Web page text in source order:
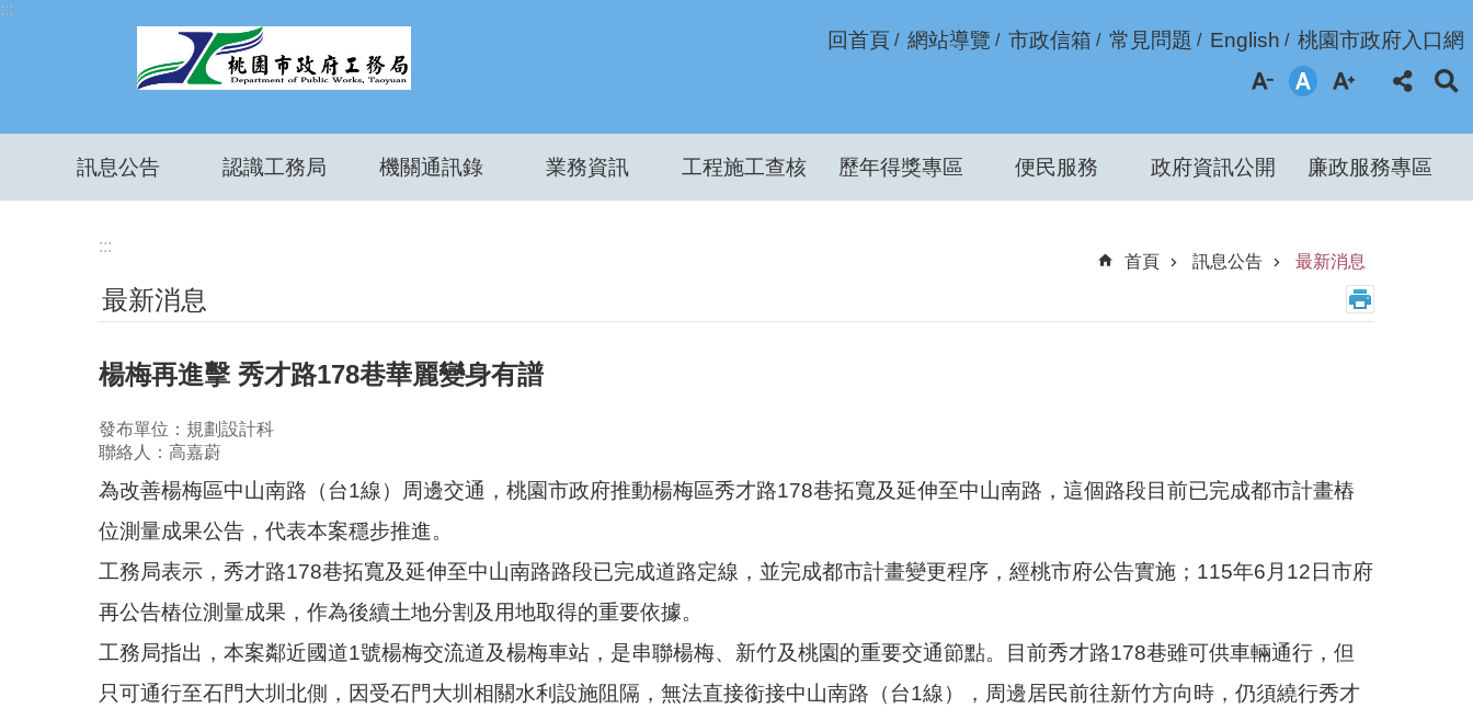
跳到主要內容區塊
:::
回首頁 網站導覽 市政信箱 常見問題 English 桃園市政府入口網
訊息公告 認識工務局 機關通訊錄 業務資訊 工程施工查核 歷年得獎專區 便民服務 政府資訊公開 廉政服務專區
:::
首頁
訊息公告 最新消息
最新消息
楊梅再進擊 秀才路178巷華麗變身有譜
發布單位：規劃設計科
聯絡人：高嘉蔚
為改善楊梅區中山南路（台1線）周邊交通，桃園市政府推動楊梅區秀才路178巷拓寬及延伸至中山南路，這個路段目前已完成都市計畫樁
位測量成果公告，代表本案穩步推進。
工務局表示，秀才路178巷拓寬及延伸至中山南路路段已完成道路定線，並完成都市計畫變更程序，經桃市府公告實施；115年6月12日市府
再公告樁位測量成果，作為後續土地分割及用地取得的重要依據。
工務局指出，本案鄰近國道1號楊梅交流道及楊梅車站，是串聯楊梅、新竹及桃園的重要交通節點。目前秀才路178巷雖可供車輛通行，但
只可通行至石門大圳北側，因受石門大圳相關水利設施阻隔，無法直接銜接中山南路（台1線），周邊居民前往新竹方向時，仍須繞行秀才